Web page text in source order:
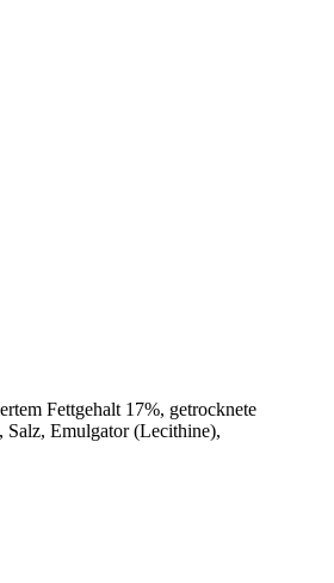
Fettgehalt 17%, getrocknete
Emulgator (Lecithine),